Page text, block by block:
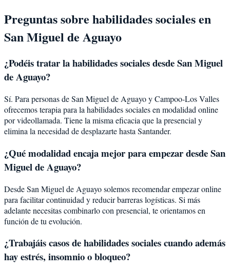
Preguntas sobre habilidades socialesen
San Miguel de Aguayo
¿Podéis tratar lahabilidades socialesdesdeSan Miguel
de Aguayo?
Sí. Para personas de San Miguel de Aguayo y Campoo-Los Valles
ofrecemos terapia para la habilidades sociales en modalidad online
por videollamada. Tiene la misma eficacia que la presencial y
elimina la necesidad de desplazarte hasta Santander.
¿Qué modalidad encaja mejor para empezar desde San
Miguel de Aguayo?
Desde San Miguel de Aguayo solemos recomendar empezar online
para facilitar continuidad y reducir barreras logísticas. Si más
adelante necesitas combinarlo con presencial, te orientamos en
función de tu evolución.
¿Trabajáis casos de habilidades sociales cuando además
hay estrés, insomnio o bloqueo?